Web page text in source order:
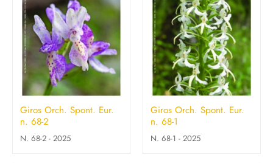
Giros Orch. Spont. Eur.
n. 68-2
N. 68-2 - 2025
Giros Orch. Spont. Eur.
n. 68-1
N. 68-1 - 2025